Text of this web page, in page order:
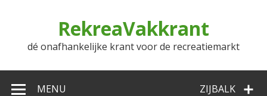
RekreaVakkrant
dé onafhankelijke krant voor de recreatiemarkt
ZIJBALK
MENU